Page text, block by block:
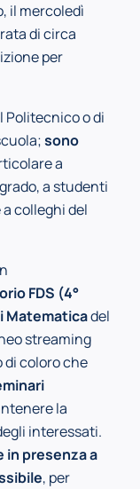
il mercoledì
di circa
per
Politecnico o di
sono
a
a studenti
colleghi del
FDS (4°
Matematicadel
streaming
di coloro che
la
interessati.
in presenza a
, per